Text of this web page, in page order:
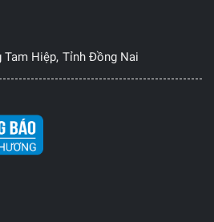
Hiệp, Tỉnh Đồng Nai